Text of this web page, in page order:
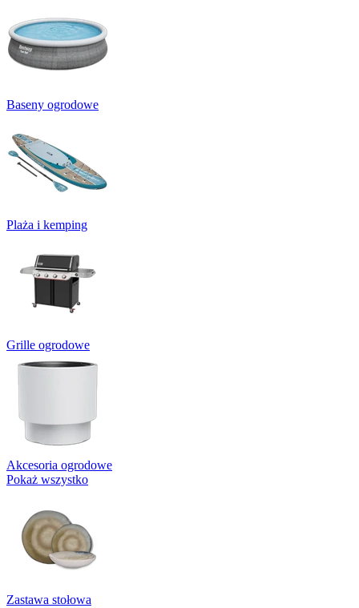
Baseny ogrodowe
Plaża i kemping
Grille ogrodowe
Akcesoria ogrodowe
Pokaż wszystko
Zastawa stołowa